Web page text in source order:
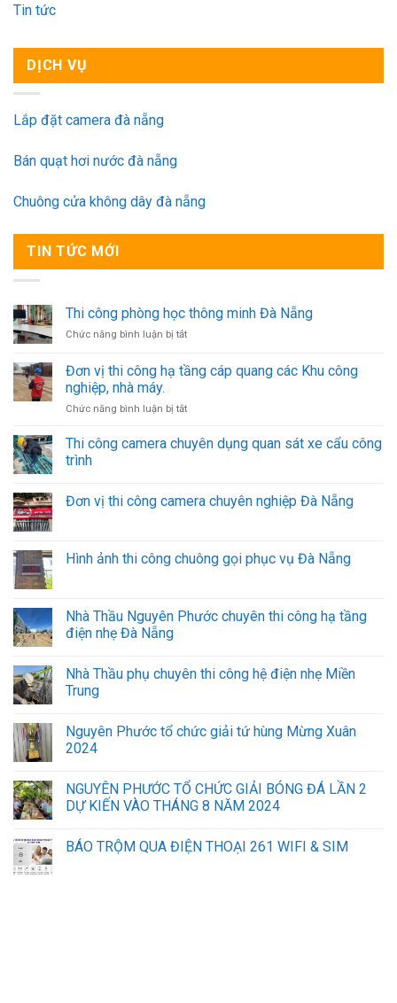
Tin tức
DỊCH VỤ
Lắp đặt camera đà nẵng
Bán quạt hơi nước đà nẵng
Chuông cửa không dây đà nẵng
TIN TỨC MỚI
Thi công phòng học thông minh Đà Nẵng
Chức năng bình luận bị tắtở
công
phòng
thông
Đà
Nẵng
Đơn vị thi công hạ tầng cáp quang các Khu công
nghiệp, nhà máy.
Chức năng bình luận bị tắtở
vị
thi
tầng
Khu
máy.
Thi công camera chuyên dụng quan sát xe cẩu công
trình
Đơn vị thi công camera chuyên nghiệp Đà Nẵng
Hình ảnh thi công chuông gọi phục vụ Đà Nẵng
Nhà Thầu Nguyên Phước chuyên thi công hạ tầng
điện nhẹ Đà Nẵng
Nhà Thầu phụ chuyên thi công hệ điện nhẹ Miền
Trung
Nguyên Phước tổ chức giải tứ hùng Mừng Xuân
2024
NGUYÊN PHƯỚC TỔ CHỨC GIẢI BÓNG ĐÁ LẦN 2
DỰ KIẾN VÀO THÁNG 8 NĂM 2024
BÁO TRỘM QUA ĐIỆN THOẠI 261 WIFI & SIM